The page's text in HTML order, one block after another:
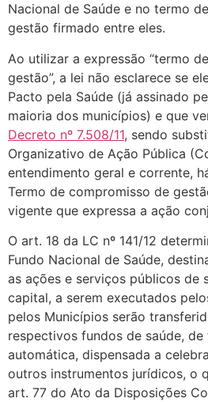
Nacional de Saúde e no termo
gestão firmado entre eles.
Ao utilizar a expressão “termo
gestão”, a lei não esclarece se
Pacto pela Saúde (já assinado
maioria dos municípios) e que
Decreto nº 7.508/11, sendo
Organizativo de Ação Pública
entendimento geral e corrente,
Termo de compromisso de
vigente que expressa a ação
O art. 18 da LC nº 141/12
Fundo Nacional de Saúde,
as ações e serviços públicos de
capital, a serem executados
pelos Municípios serão
respectivos fundos de saúde,
automática, dispensada a
outros instrumentos jurídicos, o
art. 77 do Ato da Disposições